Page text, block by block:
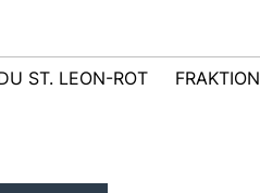
ST. LEON-ROT FRAKTION